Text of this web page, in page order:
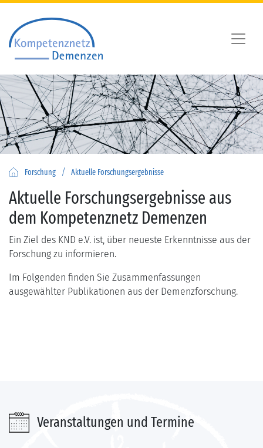
Forschung / Aktuelle Forschungsergebnisse
Aktuelle Forschungsergebnisse aus
dem Kompetenznetz Demenzen
Ein Ziel des KND e.V. ist, über neueste Erkenntnisse aus der
Forschung zu informieren.
Im Folgenden finden Sie Zusammenfassungen
ausgewählter Publikationen aus der Demenzforschung.
Veranstaltungen und Termine